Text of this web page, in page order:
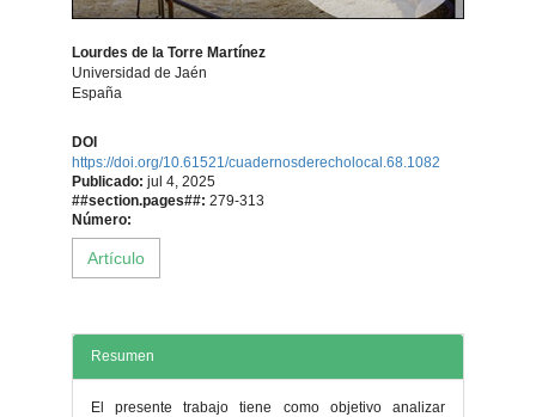
Lourdes de la Torre Martínez
Universidad de Jaén
España
Contenido
principal
del
artículo
DOI
https://doi.org/10.61521/cuadernosderecholocal.68.1082
Publicado: jul 4, 2025
##section.pages##: 279-313
Número:
Artículo
Resumen
El presente trabajo tiene como objetivo analizar